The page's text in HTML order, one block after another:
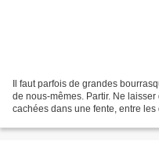
Il faut parfois de grandes
de nous-mêmes. Partir. Ne
cachées dans une fente, entre les